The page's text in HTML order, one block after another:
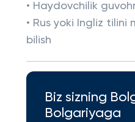
• Haydovchilik
• Rus yoki Ingliz
bilish
Biz sizning
Bolgariyaga